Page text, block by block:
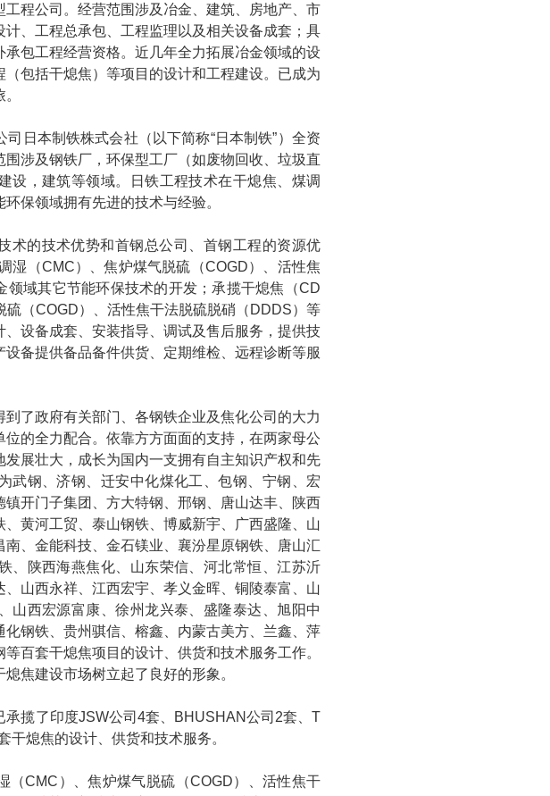
程公司。经营范围涉及冶金、建筑、房地产、市
、工程总承包、工程监理以及相关设备成套；具
包工程经营资格。近几年全力拓展冶金领域的设
包括干熄焦）等项目的设计和工程建设。已成为
日本制铁株式会社（以下简称“日本制铁”）全资
涉及钢铁厂，环保型工厂（如废物回收、垃圾直
设，建筑等领域。日铁工程技术在干熄焦、煤调
保领域拥有先进的技术与经验。
术的技术优势和首钢总公司、首钢工程的资源优
湿（CMC）、焦炉煤气脱硫（COGD）、活性焦
域其它节能环保技术的开发；承揽干熄焦（CD
（COGD）、活性焦干法脱硫脱硝（DDDS）等
设备成套、安装指导、调试及售后服务，提供技
备提供备品备件供货、定期维检、远程诊断等服
了政府有关部门、各钢铁企业及焦化公司的大力
的全力配合。依靠方方面面的支持，在两家母公
展壮大，成长为国内一支拥有自主知识产权和先
武钢、济钢、迁安中化煤化工、包钢、宁钢、宏
开门子集团、方大特钢、邢钢、唐山达丰、陕西
黄河工贸、泰山钢铁、博威新宇、广西盛隆、山
、金能科技、金石镁业、襄汾星原钢铁、唐山汇
、陕西海燕焦化、山东荣信、河北常恒、江苏沂
山西永祥、江西宏宇、孝义金晖、铜陵泰富、山
山西宏源富康、徐州龙兴泰、盛隆泰达、旭阳中
钢铁、贵州骐信、榕鑫、内蒙古美方、兰鑫、萍
百套干熄焦项目的设计、供货和技术服务工作。
焦建设市场树立起了良好的形象。
承揽了印度JSW公司4套、BHUSHAN公司2套、T
干熄焦的设计、供货和技术服务。
（CMC）、焦炉煤气脱硫（COGD）、活性焦干